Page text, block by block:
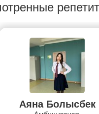
Аяна Болысбек